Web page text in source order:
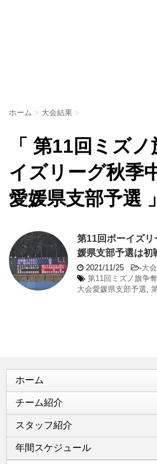
ホーム > 大会結果 >
「 第11回ミズ
イズリーグ秋季
愛媛県支部予選
第11回ボーイズ
媛県支部予選は初
2021/11/25 -大
第11回ミズノ旗争
大会愛媛県支部予選
ホーム
チーム紹介
スタッフ紹介
年間スケジュール